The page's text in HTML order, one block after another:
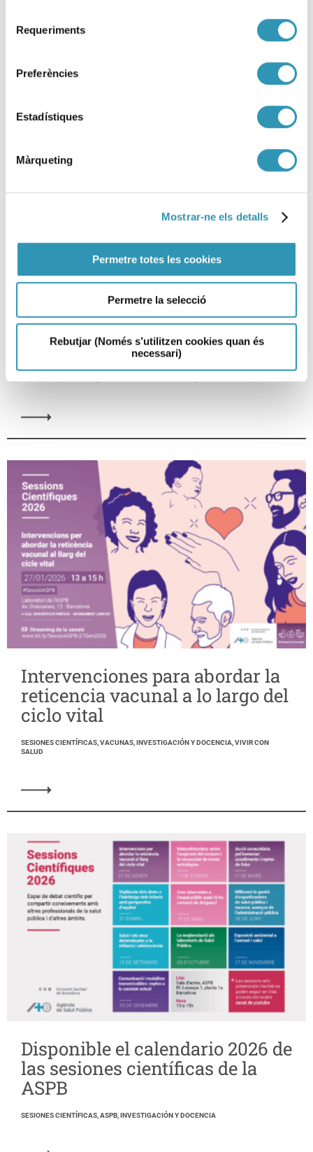
Requeriments
Preferències
Estadístiques
Màrqueting
Mostrar-ne els detalls
Permetre totes les cookies
Permetre la selecció
Rebutjar (Només s’utilitzen cookies quan és
necessari)
Metanfetamina: entre el
aumento del consumo y la
necesidad de nuevas
estrategias
Intervenciones para abordar la
reticencia vacunal a lo largo del
ciclo vital
SESIONES CIENTÍFICAS, VACUNAS, INVESTIGACIÓN Y DOCENCIA, VIVIR CON
SALUD
Disponible el calendario 2026 de
las sesiones científicas de la
ASPB
SESIONES CIENTÍFICAS, ASPB, INVESTIGACIÓN Y DOCENCIA